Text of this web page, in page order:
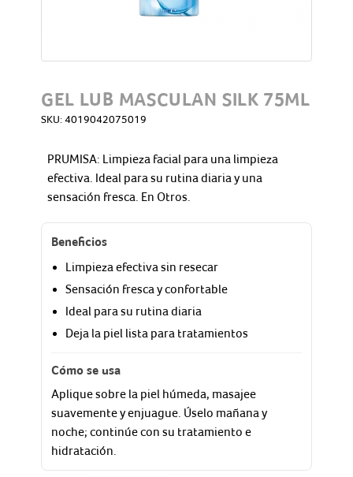
GEL LUB MASCULAN SILK 75ML
SKU: 4019042075019
PRUMISA: Limpieza facial para una limpieza
efectiva. Ideal para su rutina diaria y una
sensación fresca. En Otros.
Beneficios
Limpieza efectiva sin resecar
Sensación fresca y confortable
Ideal para su rutina diaria
Deja la piel lista para tratamientos
Cómo se usa
Aplique sobre la piel húmeda, masajee
suavemente y enjuague. Úselo mañana y
noche; continúe con su tratamiento e
hidratación.